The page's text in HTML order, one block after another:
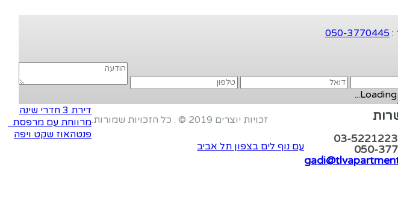
:
050-3770445
זכויות יוצרים 2019 © . כל הזכויות שמורות.
דירת 3 חדרי שינה
מרווחת עם מרפסת
פנטהאוז שקט ויפה
עם נוף לים בצפון תל אביב